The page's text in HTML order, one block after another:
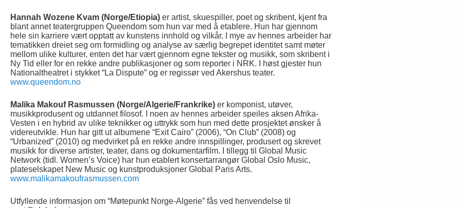
Hannah Wozene Kvam (Norge/Etiopia)er artist, skuespiller, poet og skribent, kjent fra
blant annet teatergruppen Queendom som hun var med å etablere. Hun har gjennom
hele sin karriere vært opptatt av kunstens innhold og vilkår. I mye av hennes arbeider har
tematikken dreiet seg om formidling og analyse av særlig begrepet identitet samt møter
mellom ulike kulturer, enten det har vært gjennom egne tekster og musikk, som skribent i
Ny Tid eller for en rekke andre publikasjoner og som reporter i NRK. I høst gjester hun
Nationaltheatret i stykket “La Dispute” og er regissør ved Akershus teater.
www.queendom.no
Malika Makouf Rasmussen (Norge/Algerie/Frankrike) er komponist, utøver,
musikkprodusent og utdannet filosof. I noen av hennes arbeider speiles aksen Afrika-
Vesten i en hybrid av ulike teknikker og uttrykk som hun med dette prosjektet ønsker å
videreutvikle. Hun har gitt ut albumene “Exit Cairo” (2006), “On Club” (2008) og
“Urbanized” (2010) og medvirket på en rekke andre innspillinger, produsert og skrevet
musikk for diverse artister, teater, dans og dokumentarfilm. I tillegg til Global Music
Network (tidl. Women’s Voice) har hun etablert konsertarrangør Global Oslo Music,
plateselskapet New Music og kunstproduksjoner Global Paris Arts.
www.malikamakoufrasmussen.com
Utfyllende informasjon om “Møtepunkt Norge-Algerie” fås ved henvendelse til